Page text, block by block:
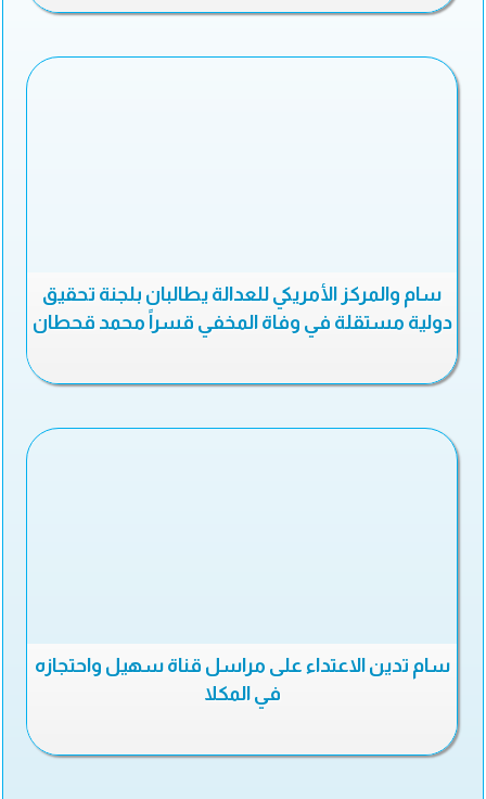
سام والمركز الأمريكي للعدالة يطالبان بلجنة تحقيق
دولية مستقلة في وفاة المخفي قسراً محمد قحطان
سام تدين الاعتداء على مراسل قناة سهيل واحتجازه
في المكلا